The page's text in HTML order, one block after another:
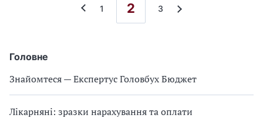
Головне
Знайомтеся — Експертус Головбух Бюджет
Лікарняні: зразки нарахування та оплати
1 2 3